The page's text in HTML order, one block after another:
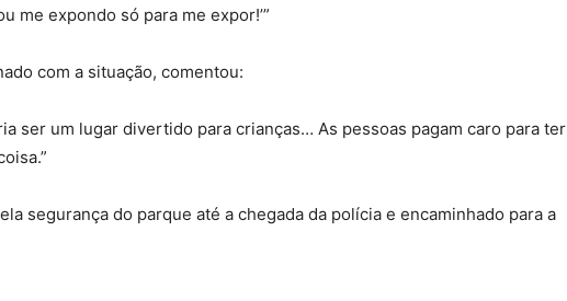
me expondo só para me expor!’”
com a situação, comentou:
ser um lugar divertido para crianças… As pessoas pagam caro para ter
segurança do parque até a chegada da polícia e encaminhado para a